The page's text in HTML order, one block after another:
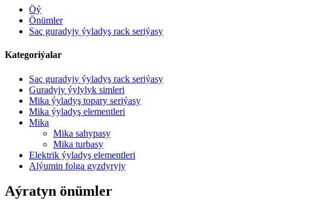
Öý
Önümler
Saç guradyjy ýyladyş rack seriýasy
Kategoriýalar
Saç guradyjy ýyladyş rack seriýasy
Guradyjy ýylylyk simleri
Mika ýyladyş topary seriýasy
Mika ýyladyş elementleri
Mika
Mika sahypasy
Mika turbasy
Elektrik ýyladyş elementleri
Alýumin folga gyzdyryjy
Aýratyn önümler